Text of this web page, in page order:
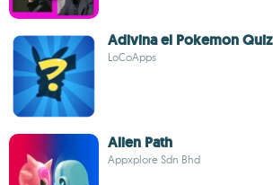
Adivina el Pokemon Quiz
LoCoApps
Alien Path
Appxplore Sdn Bhd